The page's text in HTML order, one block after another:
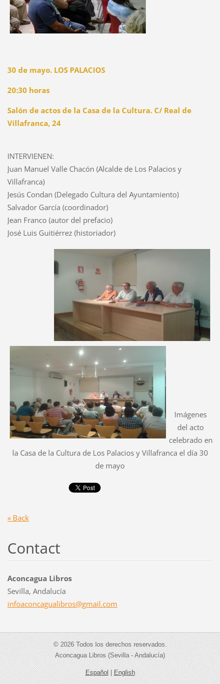
30 de mayo. LOS PALACIOS
20:30 horas
Salón de actos de la Casa de la Cultura. C/ Real de
Villafranca, 24
INTERVIENEN:
Juan Manuel Valle Chacón (Alcalde de Los Palacios y
Villafranca)
Jesús Condan (Delegado Cultura del Ayuntamiento)
Salvador García (coordinador)
Jean Franco (autor del prefacio)
José Luis Guitiérrez (historiador)
Imágenes
del acto
celebrado en
la Casa de la Cultura de Los Palacios y Villafranca el día 30
de mayo
« Back
Contact
Aconcagua Libros
Sevilla, Andalucía
infoaconcagualibros@gmail.com
© 2026 Todos los derechos reservados.
Aconcagua Libros (Sevilla - Andalucía)
Español|English